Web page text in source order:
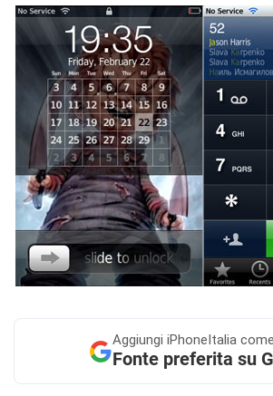
Aggiungi iPhoneItalia come
Fonte preferita su